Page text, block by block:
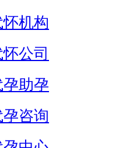
机构
公司
助孕
咨询